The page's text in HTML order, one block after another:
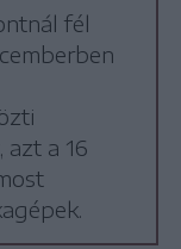
fél
a 16